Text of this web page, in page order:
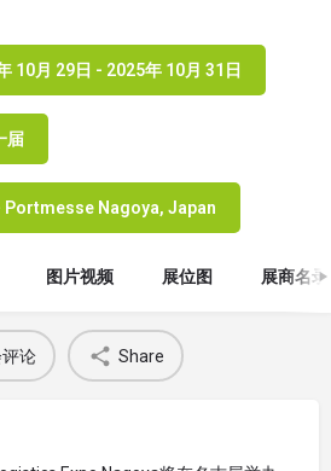
10月 29日 - 2025年 10月 31日
届
Portmesse Nagoya, Japan
图片视频 展位图 展商名录
论 Share